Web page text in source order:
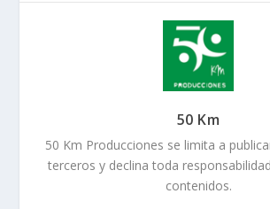
50 Km
50 Km Producciones se limita a
terceros y declina toda
contenidos.